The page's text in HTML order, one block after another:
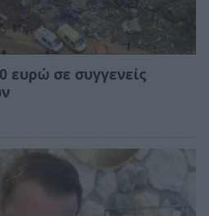
ευρώ σε συγγενείς